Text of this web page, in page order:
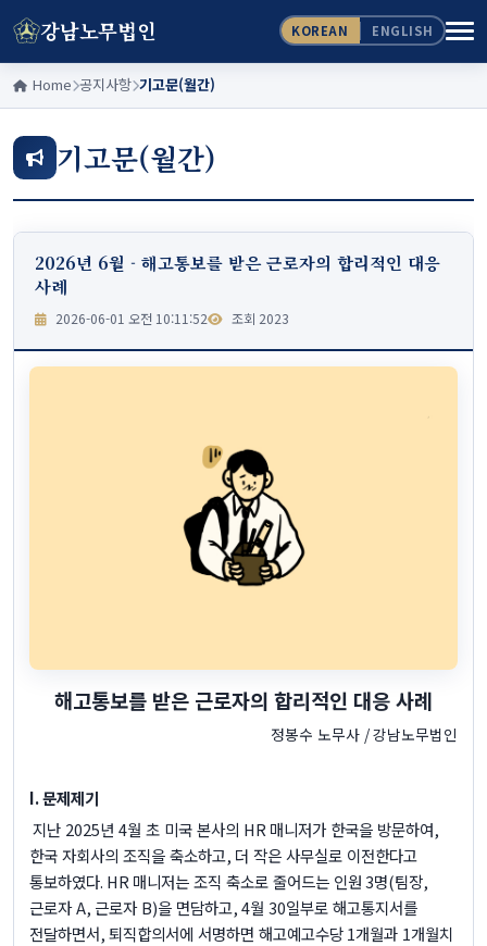
강남노무법인 KOREAN ENGLISH
Home 공지사항 기고문(월간)
기고문(월간)
2026년 6월 - 해고통보를 받은 근로자의 합리적인 대응
사례
2026-06-01 오전 10:11:52 조회 2023
해고통보를 받은 근로자의 합리적인 대응 사례
정봉수 노무사 /강남노무법인
I.문제제기
지난 2025년4월 초 미국 본사의 HR 매니저가 한국을 방문하여,
한국 자회사의 조직을 축소하고, 더 작은 사무실로 이전한다고
통보하였다. HR 매니저는 조직 축소로 줄어드는 인원3명(팀장,
근로자A, 근로자B)을 면담하고, 4월30일부로 해고통지서를
전달하면서,퇴직합의서에 서명하면 해고예고수당1개월과 1개월치